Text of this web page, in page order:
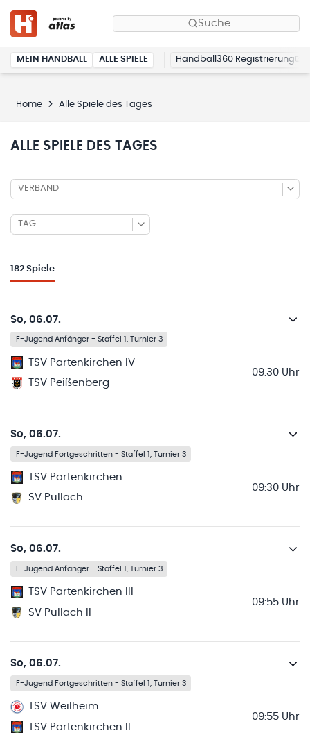
Suche
MEIN HANDBALL ALLE SPIELE Handball360 Registrierung
Home Alle Spiele des Tages
ALLE SPIELE DES TAGES
VERBAND
TAG
182 Spiele
So, 06.07.
F-Jugend Anfänger - Staffel 1, Turnier 3
TSV Partenkirchen IV
TSV Peißenberg
09:30 Uhr
So, 06.07.
F-Jugend Fortgeschritten - Staffel 1, Turnier 3
TSV Partenkirchen
SV Pullach
09:30 Uhr
So, 06.07.
F-Jugend Anfänger - Staffel 1, Turnier 3
TSV Partenkirchen III
SV Pullach II
09:55 Uhr
So, 06.07.
F-Jugend Fortgeschritten - Staffel 1, Turnier 3
TSV Weilheim
TSV Partenkirchen II
09:55 Uhr